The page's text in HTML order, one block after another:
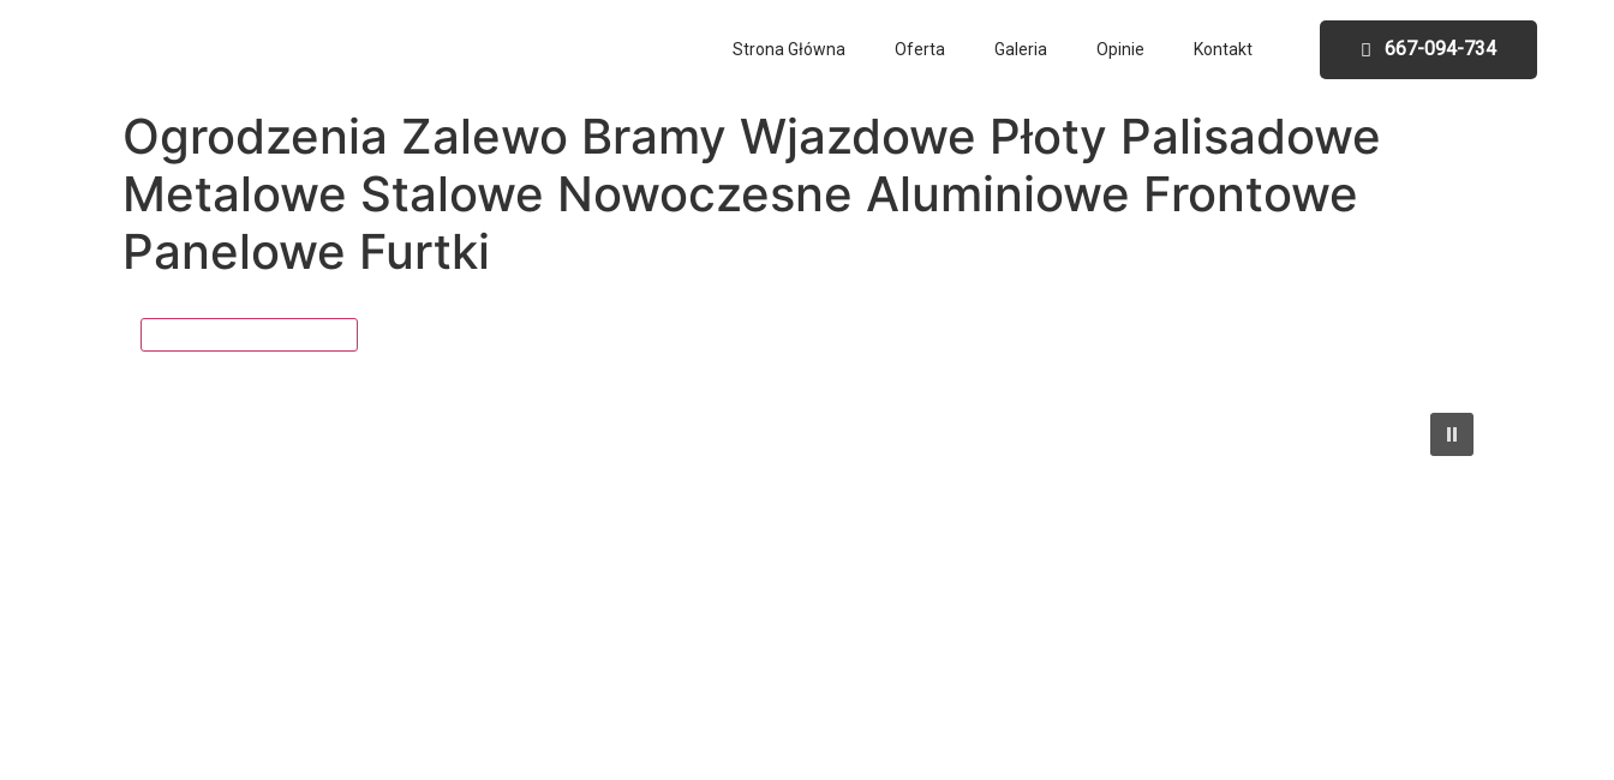
Strona Główna Oferta Galeria Opinie Kontakt 667-094-734
Ogrodzenia Zalewo Bramy Wjazdowe Płoty Palisadowe
Metalowe Stalowe Nowoczesne Aluminiowe Frontowe
Panelowe Furtki